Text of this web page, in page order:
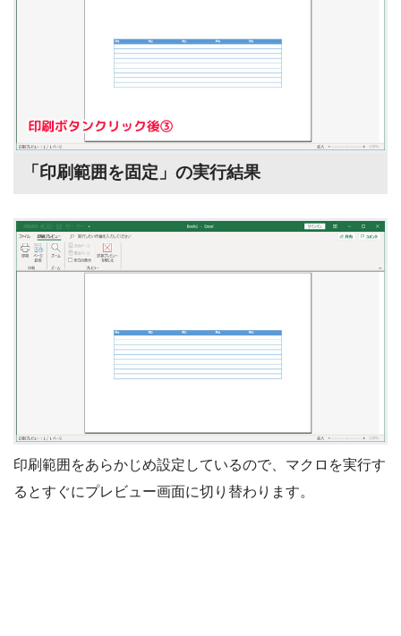
「印刷範囲を固定」の実行結果
印刷範囲をあらかじめ設定しているので、マクロを実行す
るとすぐにプレビュー画面に切り替わります。